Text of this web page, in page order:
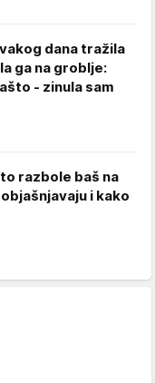
dana tražila
ga na groblje:
- zinula sam
razbole baš na
i kako